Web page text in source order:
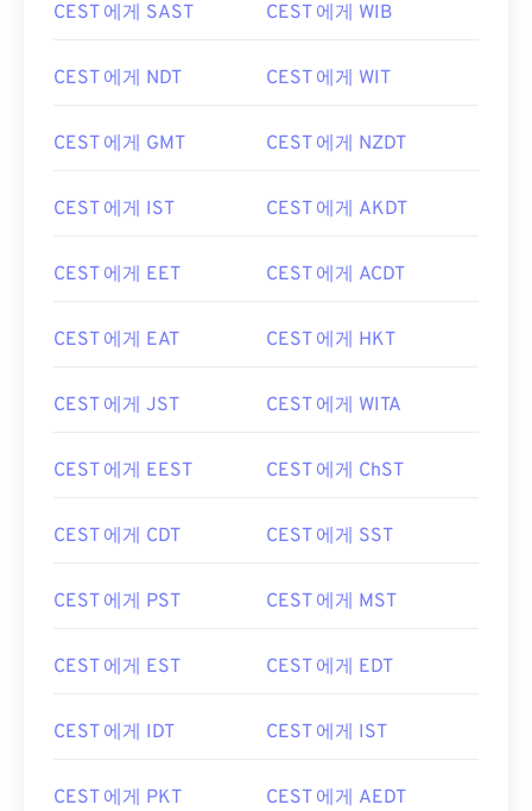
CEST 에게 SAST CEST 에게 WIB
CEST 에게 NDT CEST 에게 WIT
CEST 에게 GMT CEST 에게 NZDT
CEST 에게 IST CEST 에게 AKDT
CEST 에게 EET CEST 에게 ACDT
CEST 에게 EAT CEST 에게 HKT
CEST 에게 JST CEST 에게 WITA
CEST 에게 EEST CEST 에게 ChST
CEST 에게 CDT CEST 에게 SST
CEST 에게 PST CEST 에게 MST
CEST 에게 EST CEST 에게 EDT
CEST 에게 IDT CEST 에게 IST
CEST 에게 PKT CEST 에게 AEDT